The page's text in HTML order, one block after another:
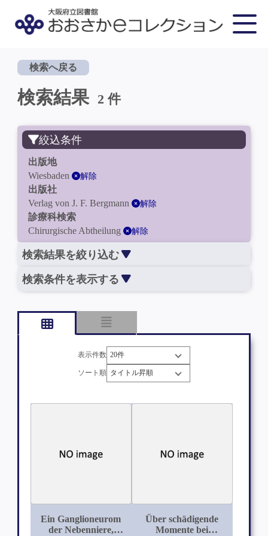
検索へ戻る
検索結果 2 件
絞込条件
出版地
Wiesbaden
解除
出版社
Verlag von J. F. Bergmann
解除
診療科検索
Chirurgische Abtheilung
解除
検索結果を絞り込む
検索条件を表示する
表示件数
ソート順
Ein Ganglioneurom
der Nebenniere,
Über schädigende
Momente bei